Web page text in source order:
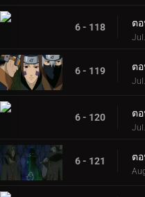
6 - 118 ต
6 - 119
6 - 120
6 - 121 ต